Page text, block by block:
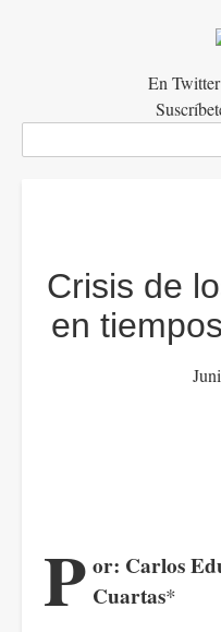
auxiliar
En Twitter
Crisis de
en
P or: Carlos
Cuartas*